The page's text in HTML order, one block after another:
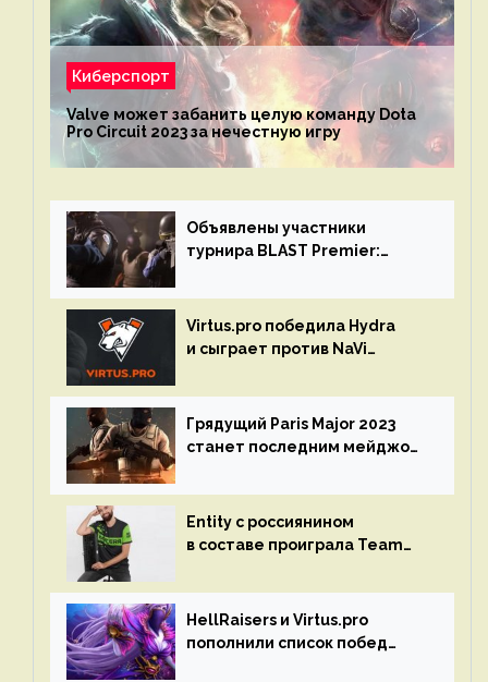
Киберспорт
Valve может забанить целую команду Dota
Pro Circuit 2023 за нечестную игру
Объявлены участники
турнира BLAST Premier:
Virtus.pro победила Hydra
и сыграет против NaVi
Грядущий Paris Major 2023
станет последним мейджор-
Entity с россиянином
в составе проиграла Team
HellRaisers и Virtus.pro
пополнили список побед